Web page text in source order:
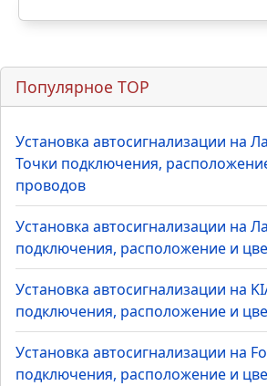
Популярное TOP
Установка автосигнализации на
Точки подключения,
проводов
Установка автосигнализации на
подключения, расположение и
Установка автосигнализации на
подключения, расположение и
Установка автосигнализации на
подключения, расположение и